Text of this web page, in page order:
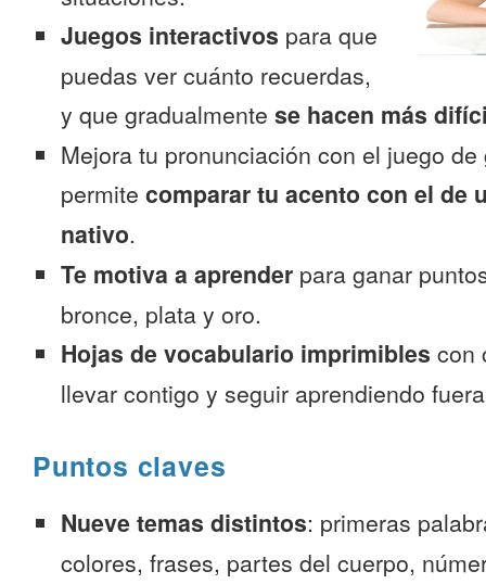
Juegos interactivos para que
puedas ver cuánto recuerdas,
y que gradualmente se hacen más
Mejora tu pronunciación con el juego
permite comparar tu acento con el de
nativo.
Te motiva a aprender para ganar
bronce, plata y oro.
Hojas de vocabulario imprimibles con
llevar contigo y seguir aprendiendo
Puntos claves
Nueve temas distintos: primeras
colores, frases, partes del cuerpo,